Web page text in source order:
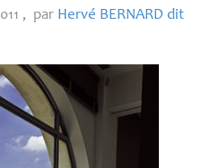
, par Hervé BERNARD dit